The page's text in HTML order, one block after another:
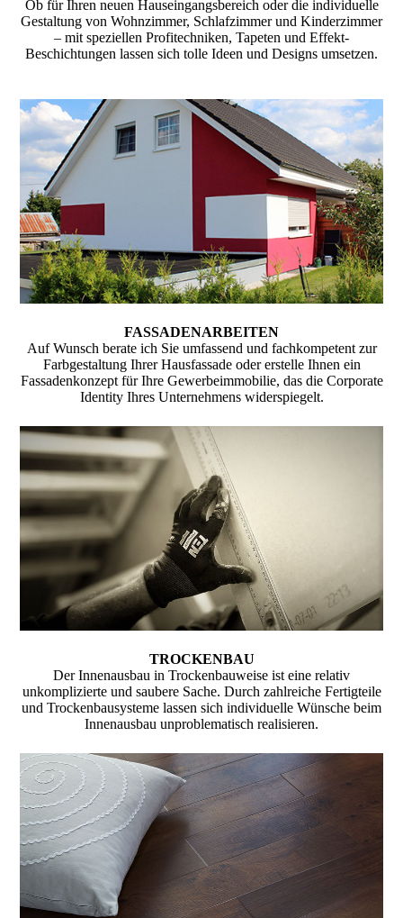
Ob für Ihren neuen Hauseingangsbereich oder die individuelle
Gestaltung von Wohnzimmer, Schlafzimmer und Kinderzimmer
– mit speziellen Profitechniken, Tapeten und Effekt-
Beschichtungen lassen sich tolle Ideen und Designs umsetzen.
FASSADENARBEITEN
Auf Wunsch berate ich Sie umfassend und fachkompetent zur
Farbgestaltung Ihrer Hausfassade oder erstelle Ihnen ein
Fassadenkonzept für Ihre Gewerbeimmobilie, das die Corporate
Identity Ihres Unternehmens widerspiegelt.
TROCKENBAU
Der Innenausbau in Trockenbauweise ist eine relativ
unkomplizierte und saubere Sache. Durch zahlreiche Fertigteile
und Trockenbausysteme lassen sich individuelle Wünsche beim
Innenausbau unproblematisch realisieren.